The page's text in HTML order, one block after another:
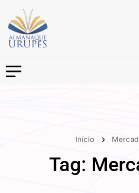
Início
Tag: